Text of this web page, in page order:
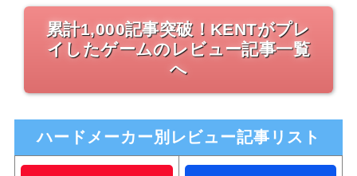
累計1,000記事突破！KENTがプレ
イしたゲームのレビュー記事一覧
へ
ハードメーカー別レビュー記事リスト